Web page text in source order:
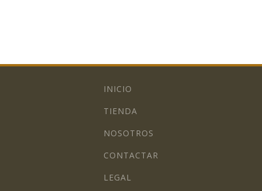
INICIO
TIENDA
NOSOTROS
CONTACTAR
LEGAL